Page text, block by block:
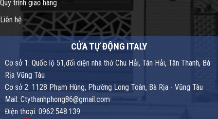
Quy trình giao hàng
Liên hệ
CỬA TỰ ĐỘNG ITALY
Cơ sở 1: Quốc lộ 51,đối diện nhà thờ Chu Hải, Tân Hải, Tân Thanh, Bà
Rịa Vũng Tàu
Cơ sở 2: 1128 Phạm Hùng, Phường Long Toàn, Bà Rịa - Vũng Tàu
Mail: Ctythanhphong86@gmail.com
Điện thoại: 0962.548.139